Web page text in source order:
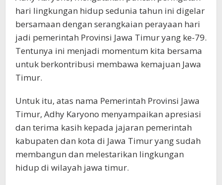
hari lingkungan hidup sedunia tahun ini digelar
bersamaan dengan serangkaian perayaan hari
jadi pemerintah Provinsi Jawa Timur yang ke-79.
Tentunya ini menjadi momentum kita bersama
untuk berkontribusi membawa kemajuan Jawa
Timur.
Untuk itu, atas nama Pemerintah Provinsi Jawa
Timur, Adhy Karyono menyampaikan apresiasi
dan terima kasih kepada jajaran pemerintah
kabupaten dan kota di Jawa Timur yang sudah
membangun dan melestarikan lingkungan
hidup di wilayah jawa timur.